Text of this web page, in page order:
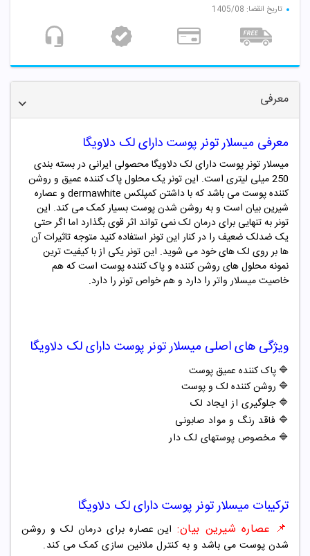
تاریخ انقضا: 1405/08
معرفی
معرفی میسلار تونر پوست دارای لک دلاویگا
میسلار تونر پوست دارای لک دلاویگا محصولی ایرانی در بسته بندی
250 میلی لیتری است. این تونر یک محلول پاک کننده عمیق و روشن
کننده پوست می باشد که با داشتن کمپلکس dermawhite و عصاره
شیرین بیان است و به روشن شدن پوست بسیار کمک می کند. این
تونر به تنهایی برای درمان لک نمی تواند اثر قوی بگذارد اما اگر حتی
یک ضدلک ضعیف را در کنار این تونر استفاده کنید متوجه تاثیرات آن
ها بر روی لک های خود می شوید. این تونر یکی از با کیفیت ترین
نمونه محلول های روشن کننده و پاک کننده پوست است که هم
خاصیت میسلار واتر را دارد و هم خواص تونر را دارد.
ویژگی های اصلی میسلار تونر پوست دارای لک دلاویگا
🔷 پاک کننده عمیق پوست
🔷 روشن کننده لک و پوست
🔷 جلوگیری از ایجاد لک
🔷 فاقد رنگ و مواد صابونی
🔷 مخصوص پوستهای لک دار
ترکیبات میسلار تونر پوست دارای لک دلاویگا
📌 عصاره شیرین بیان: این عصاره برای درمان لک و روشن
شدن پوست می باشد و به کنترل ملانین سازی کمک می کند.